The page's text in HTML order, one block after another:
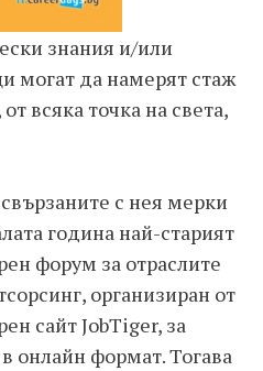
знания и/или
могат да намерят стаж
всяка точка на света,
с нея мерки
година най-старият
форум за отраслите
организиран от
сайт JobTiger, за
онлайн формат. Тогава